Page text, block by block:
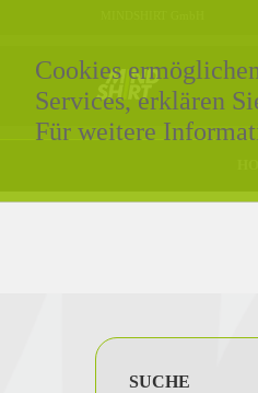
SUCHE
Cookies
Services, erklären
Für weitere